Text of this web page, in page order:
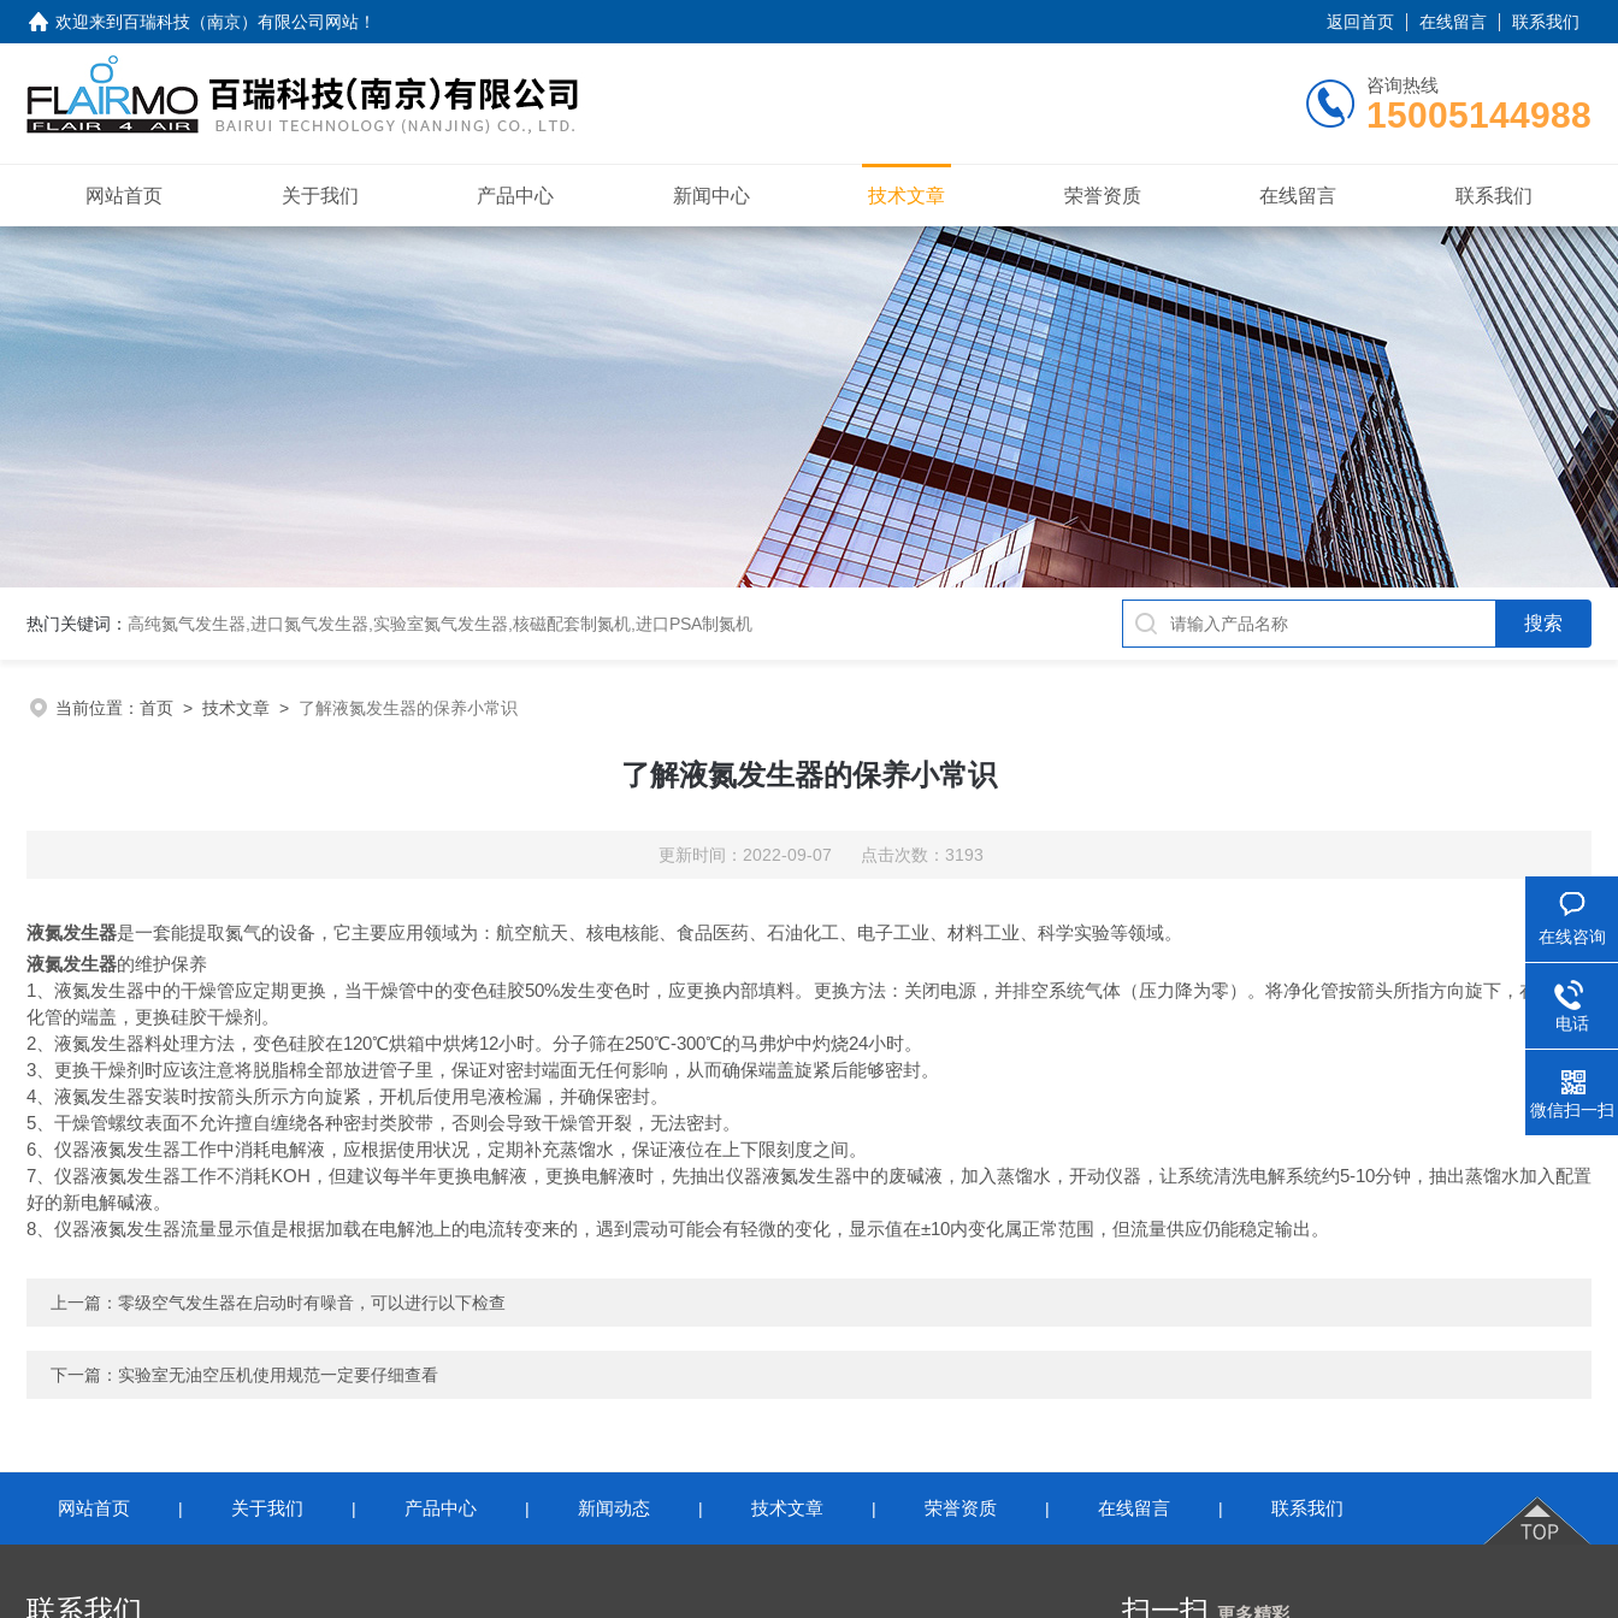
欢迎来到百瑞科技（南京）有限公司网站 ！ 返回首页 在线留言 联系我们
咨询热线
15005144988
网站首页 关于我们 产品中心 新闻中心 技术文章 荣誉资质 在线留言 联系我们
热门关键词： 高纯氮气发生器,进口氮气发生器,实验室氮气发生器,核磁配套制氮机,进口PSA制氮机
当前位置： 首页 > 技术文章 > 了解液氮发生器的保养小常识
了解液氮发生器的保养小常识
更新时间：2022-09-07 点击次数：3193
液氮发生器是一套能提取氮气的设备，它主要应用领域为：航空航天、核电核能、食品医药、石油化工、电子工业、材料工业、科学实验等领域。
液氮发生器的维护保养
1、液氮发生器中的干燥管应定期更换，当干燥管中的变色硅胶50%发生变色时，应更换内部填料。更换方法：关闭电源，并排空系统气体（压力降为零）。将净化管按箭头所指方向旋下，在旋下净
化管的端盖，更换硅胶干燥剂。
2、液氮发生器料处理方法，变色硅胶在120℃烘箱中烘烤12小时。分子筛在250℃-300℃的马弗炉中灼烧24小时。
3、更换干燥剂时应该注意将脱脂棉全部放进管子里，保证对密封端面无任何影响，从而确保端盖旋紧后能够密封。
4、液氮发生器安装时按箭头所示方向旋紧，开机后使用皂液检漏，并确保密封。
5、干燥管螺纹表面不允许擅自缠绕各种密封类胶带，否则会导致干燥管开裂，无法密封。
6、仪器液氮发生器工作中消耗电解液，应根据使用状况，定期补充蒸馏水，保证液位在上下限刻度之间。
7、仪器液氮发生器工作不消耗KOH，但建议每半年更换电解液，更换电解液时，先抽出仪器液氮发生器中的废碱液，加入蒸馏水，开动仪器，让系统清洗电解系统约5-10分钟，抽出蒸馏水加入配置
好的新电解碱液。
8、仪器液氮发生器流量显示值是根据加载在电解池上的电流转变来的，遇到震动可能会有轻微的变化，显示值在±10内变化属正常范围，但流量供应仍能稳定输出。
上一篇： 零级空气发生器在启动时有噪音，可以进行以下检查
下一篇： 实验室无油空压机使用规范一定要仔细查看
网站首页 | 关于我们 | 产品中心 | 新闻动态 | 技术文章 | 荣誉资质 | 在线留言 | 联系我们
联系我们 扫一扫 更多精彩
在线咨询
电话
微信扫一扫